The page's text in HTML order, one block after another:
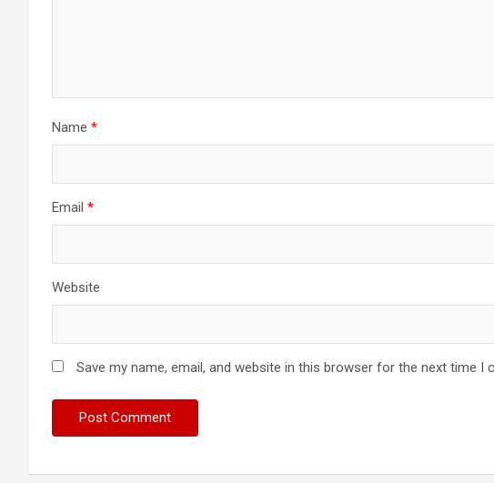
Name *
Email *
Website
Save my name, email, and website in this browser for the next time I